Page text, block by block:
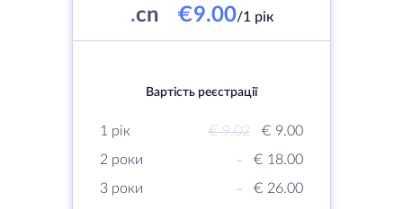
.cn €9.00/1 рік
Вартість реєстрації
1 рік € 9.02
€ 9.00
2 роки
-
€ 18.00
3 роки
-
€ 26.00